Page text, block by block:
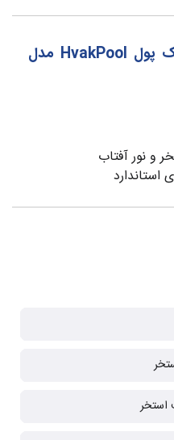
ویژگی های برگ گیر اچ وک پول HvakPool مدل
و نور آفتاب
استاندارد